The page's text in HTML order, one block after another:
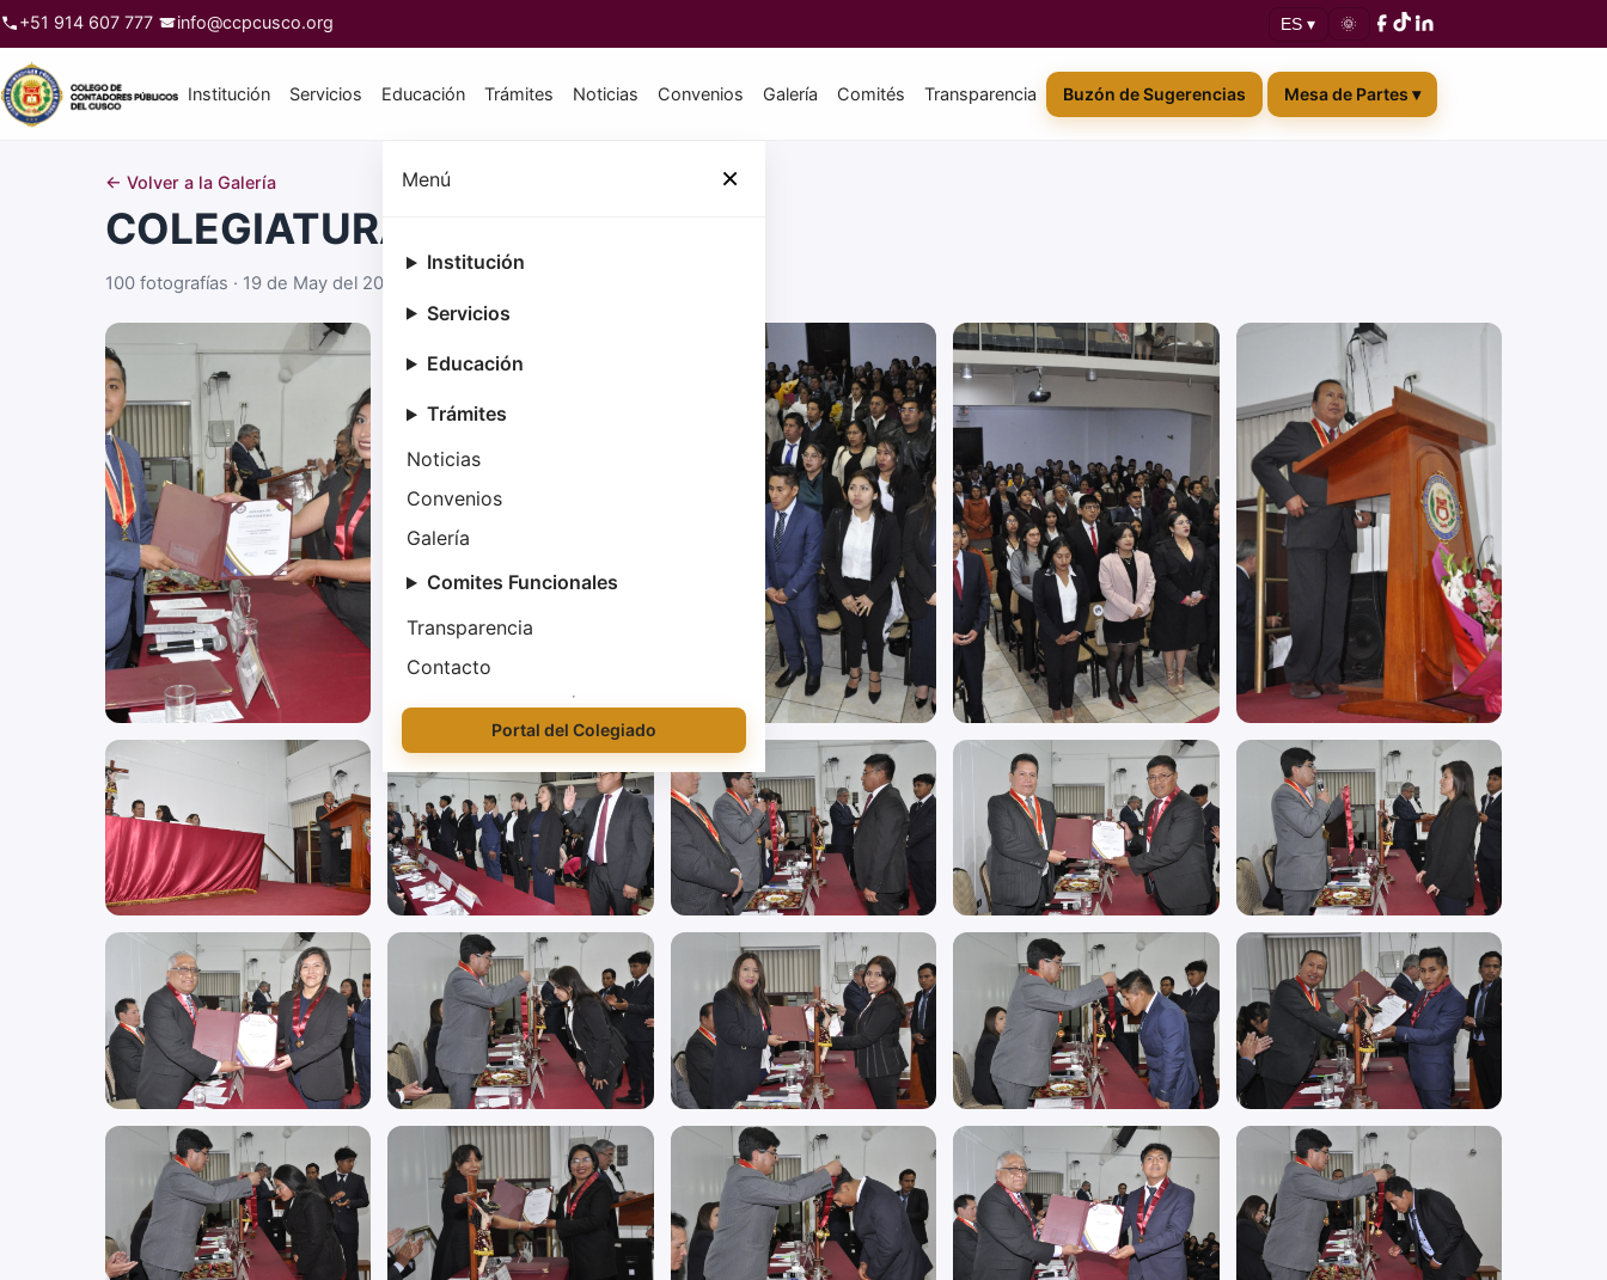
+51 914 607 777 info@ccpcusco.org ES ▾ 🌞
Institución Servicios Educación Trámites Noticias Convenios Galería Comités Transparencia Buzón de Sugerencias Mesa de Partes ▾
Menú ×
Institución
Servicios
Educación
Trámites
Noticias
Convenios
Galería
Comites Funcionales
Transparencia
Contacto
Portal del Colegiado
← Volver a la Galería
COLEGIATURA MES DE MARZO
100 fotografías · 19 de May del 2026